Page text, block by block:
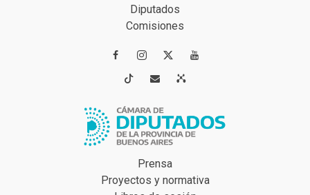
Diputados
Comisiones
 
 
Prensa
Proyectos y normativa